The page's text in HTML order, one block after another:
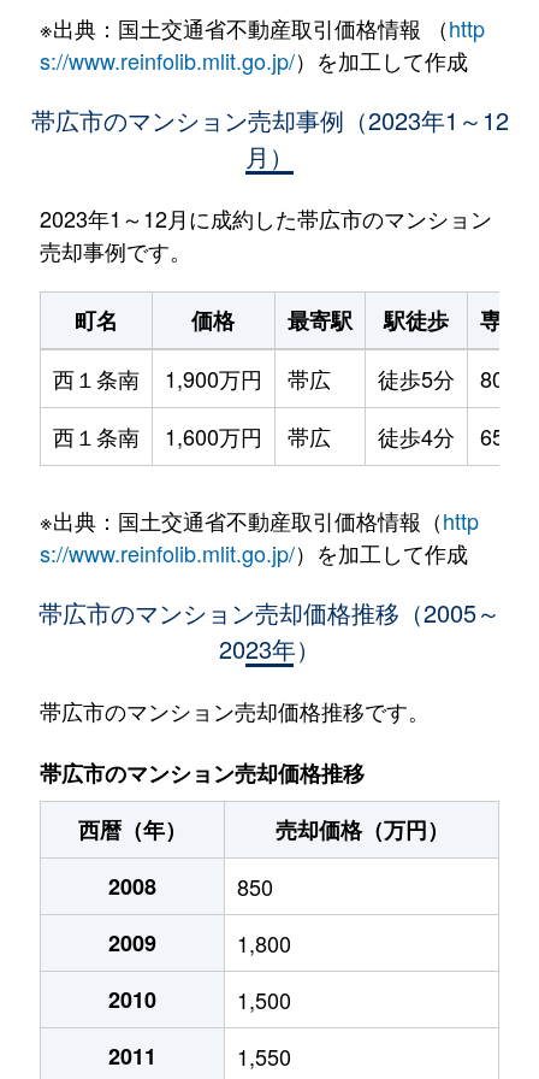
※出典：国土交通省不動産取引価格情報 （http
s://www.reinfolib.mlit.go.jp/）を加工して作成
帯広市のマンション売却事例（2023年1～12
月）
2023年1～12月に成約した帯広市のマンション
売却事例です。
町名 価格 最寄駅 駅徒歩
専有
西１条南
1,900万円 帯広 徒歩5分
80m²
西１条南
1,600万円 帯広 徒歩4分 65m²
※出典：国土交通省不動産取引価格情報（http
s://www.reinfolib.mlit.go.jp/）を加工して作成
帯広市のマンション売却価格推移（2005～
2023年）
帯広市のマンション売却価格推移です。
帯広市のマンション売却価格推移
西暦（年）
売却価格（万円）
2008
850
2009
1,800
2010
1,500
2011
1,550